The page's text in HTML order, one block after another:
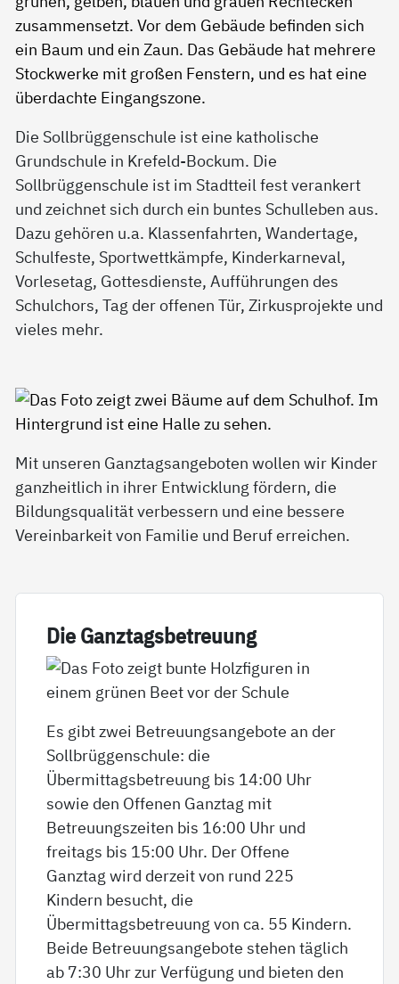
Die Sollbrüggenschule ist eine katholische
Grundschule in Krefeld-Bockum. Die
Sollbrüggenschule ist im Stadtteil fest verankert
und zeichnet sich durch ein buntes Schulleben aus.
Dazu gehören u.a. Klassenfahrten, Wandertage,
Schulfeste, Sportwettkämpfe, Kinderkarneval,
Vorlesetag, Gottesdienste, Aufführungen des
Schulchors, Tag der offenen Tür, Zirkusprojekte und
vieles mehr.
Mit unseren Ganztagsangeboten wollen wir Kinder
ganzheitlich in ihrer Entwicklung fördern, die
Bildungsqualität verbessern und eine bessere
Vereinbarkeit von Familie und Beruf erreichen.
Die Ganz­tags­be­t­reu­ung
Es gibt zwei Betreuungsangebote an der
Sollbrüggenschule: die
Übermittagsbetreuung bis 14:00 Uhr
sowie den Offenen Ganztag mit
Betreuungszeiten bis 16:00 Uhr und
freitags bis 15:00 Uhr. Der Offene
Ganztag wird derzeit von rund 225
Kindern besucht, die
Übermittagsbetreuung von ca. 55 Kindern.
Beide Betreuungsangebote stehen täglich
ab 7:30 Uhr zur Verfügung und bieten den